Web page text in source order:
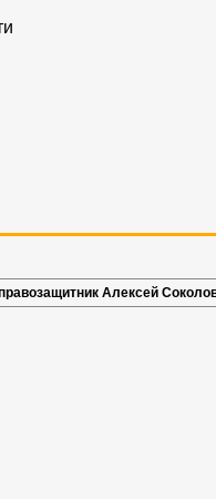
Алексей